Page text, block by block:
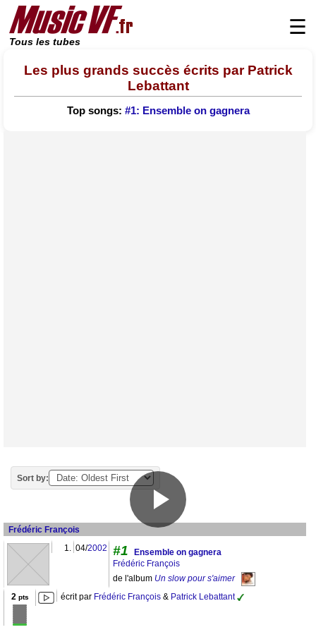
Tous les tubes
☰
Les plus grands succès écrits par Patrick
Lebattant
Top songs: #1: Ensemble on gagnera
Sort by:
Frédéric François
1. 04/2002 #1
Ensemble on gagnera
Frédéric François
de l'album Un slow pour s'aimer
2 pts écrit par Frédéric François & Patrick Lebattant